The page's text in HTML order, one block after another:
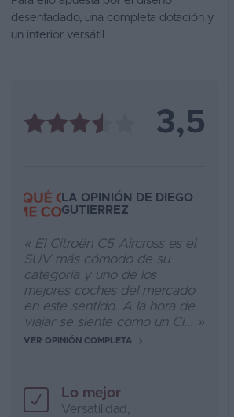
de
coches
desenfadado, una completa dotación y
un interior versátil
3,5
LA OPINIÓN DE DIEGO
GUTIERREZ
« El Citroën C5 Aircross es el
SUV más cómodo de su
categoría y uno de los
mejores coches del mercado
en este sentido. A la hora de
viajar se siente como un Ci... »
VER OPINIÓN COMPLETA
Lo mejor
Versatilidad,